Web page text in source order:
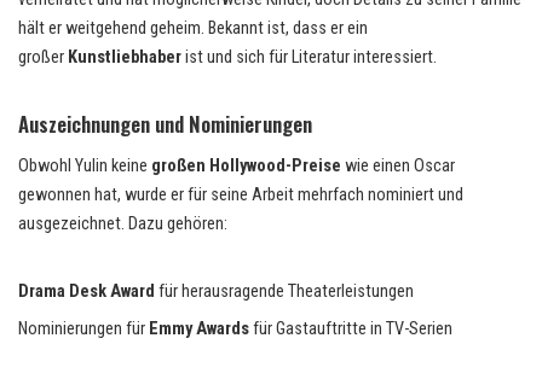
hält er weitgehend geheim. Bekannt ist, dass er ein
großer Kunstliebhaberist und sich für Literatur interessiert.
Auszeichnungen und Nominierungen
Obwohl Yulin keine großen Hollywood-Preise wie einen Oscar
gewonnen hat, wurde er für seine Arbeit mehrfach nominiert und
ausgezeichnet. Dazu gehören:
Drama Desk Award für herausragende Theaterleistungen
Nominierungen für Emmy Awardsfür Gastauftritte in TV-Serien